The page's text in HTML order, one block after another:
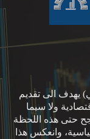
يهدف الى تقديم
ولا سيما
حتى هذه اللحظة
وانعكس هذا